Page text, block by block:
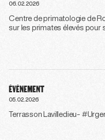
06.02.2026
Centre de primatologie de
sur les primates élevés pour
ÉVÉNEMENT
05.02.2026
Terrasson Lavilledieu-